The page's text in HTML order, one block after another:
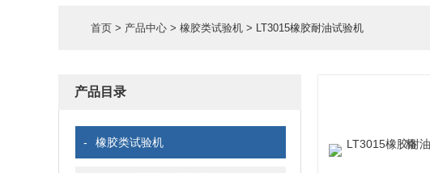
首页 > 产品中心 > 橡胶类试验机 > LT3015橡胶耐油试验机
产品目录
- 橡胶类试验机